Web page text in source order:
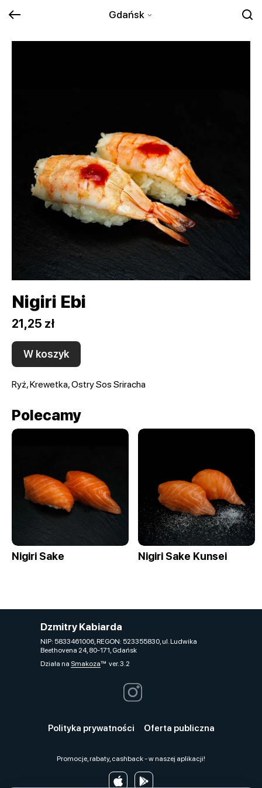
Gdańsk
Nigiri Ebi
21,25 zł
W koszyk
Ryż, Krewetka, Ostry Sos Sriracha
Polecamy
Nigiri Sake Nigiri Sake Kunsei
Dzmitry Kabiarda
NIP: 5833461006, REGON: 523355830, ul. Ludwika
Beethovena 24, 80-171, Gdańsk
Działa na Smakozaver. 3.2
Polityka prywatności Oferta publiczna
Promocje, rabaty, cashback - w naszej aplikacji!